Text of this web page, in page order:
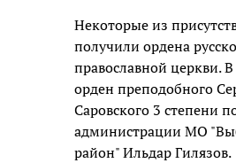
Некоторые из
получили ордена
православной церкви.
орден преподобного
Саровского 3 степени
администрации МО
район" Ильдар Гилязов.